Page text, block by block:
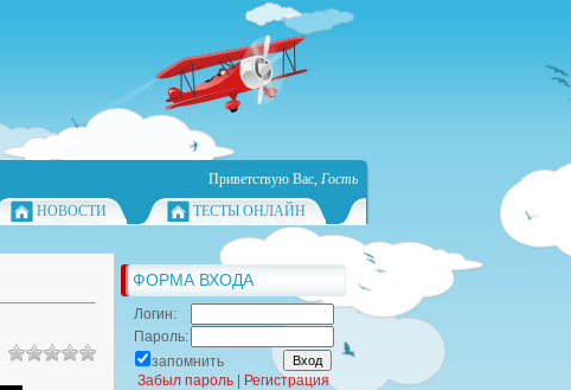
Приветствую Вас, Гость
НОВОСТИ
ТЕСТЫ ОНЛАЙН
ФОРМА ВХОДА
Логин:
Пароль:
запомнить
Забыл пароль
Регистрация